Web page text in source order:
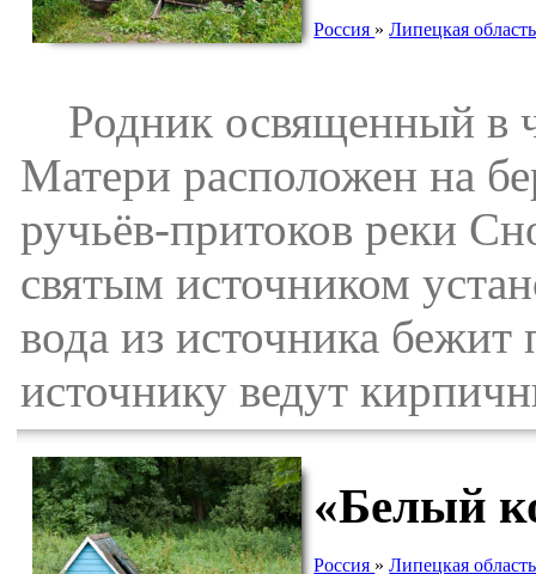
Россия »Липецкая область
Родник освященный в
Матери расположен на
ручьёв-притоков реки
святым источником
вода из источника
источнику ведут
«Белый
Россия »Липецкая область